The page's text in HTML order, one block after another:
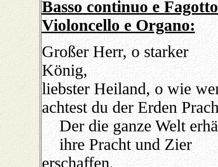
Basso continuo e
Violoncello e Organo:
Großer Herr, o starker
König,
liebster Heiland, o wie
achtest du der Erden
Der die ganze Welt
ihre Pracht und Zier
erschaffen,